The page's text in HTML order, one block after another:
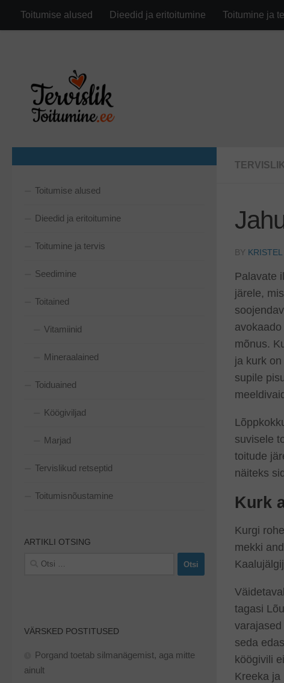
Skip to content
Toitumise alused Dieedid ja eritoitumine Toitumine ja
BY
Palavate
järele,
mõnus.
ja kurk
supile
suvisele
toitude
näiteks
Kurk
Kurgi
mekki
tagasi
seda
köögivili
Kreeka ja
Toitumise alused
Dieedid ja eritoitumine
Toitumine ja tervis
Seedimine
Toitained
Vitamiinid
Mineraalained
Toiduained
Köögiviljad
Marjad
Tervislikud retseptid
Toitumisnõustamine
ARTIKLI OTSING
VÄRSKED POSTITUSED
Porgand toetab silmanägemist, aga mitte
ainult